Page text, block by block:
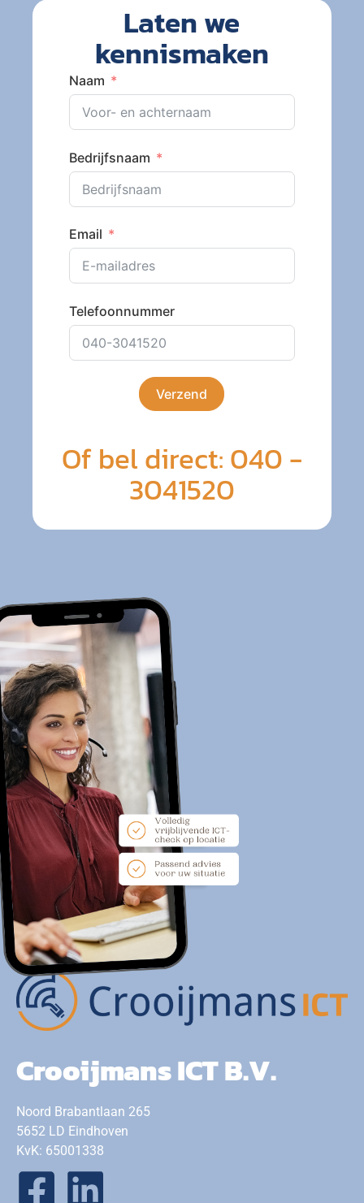
Laten we
kennismaken
Naam
Bedrijfsnaam
Email
Telefoonnummer
Verzend
Of bel direct: 040 -
3041520
Crooijmans ICT B.V.
Noord Brabantlaan 265
5652 LD Eindhoven
KvK: 65001338